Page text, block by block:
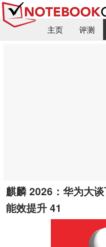
主页 评测
麒麟 2026：华为大
能效提升 41